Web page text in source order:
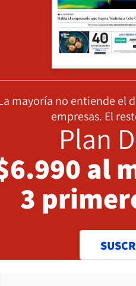
mayoría no entiende el
empresas. El
Plan
al
3